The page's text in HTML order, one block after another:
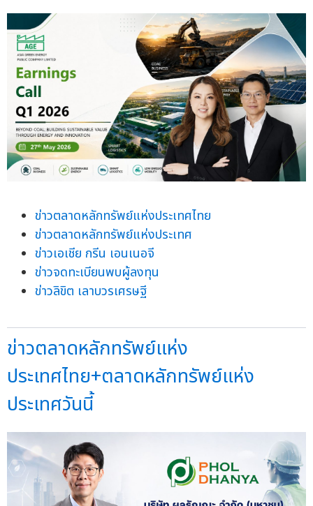
ข่าวตลาดหลักทรัพย์แห่งประเทศไทย
ข่าวตลาดหลักทรัพย์แห่งประเทศ
ข่าวเอเชีย กรีน เอนเนอจี
ข่าวจดทะเบียนพบผู้ลงทุน
ข่าวลิขิต เลาบวรเศรษฐี
ข่าวตลาดหลักทรัพย์แห่ง
ประเทศไทย+ตลาดหลักทรัพย์แห่ง
ประเทศวันนี้